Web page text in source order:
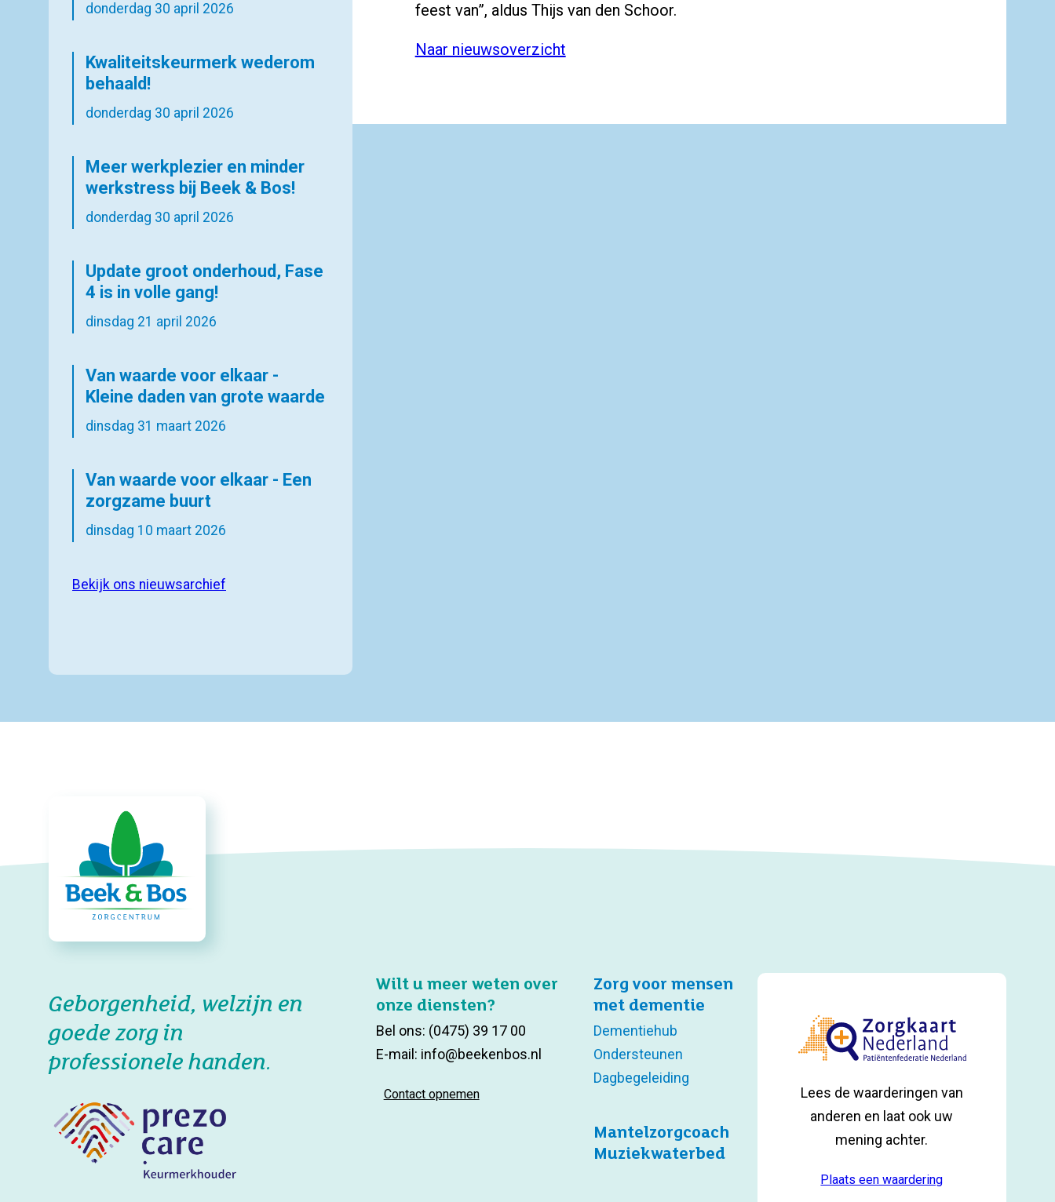
feest van”, aldus Thijs van den Schoor.
Naar nieuwsoverzicht
donderdag 30 april 2026
Kwaliteitskeurmerk wederom
behaald!
donderdag 30 april 2026
Meer werkplezier en minder
werkstress bij Beek & Bos!
donderdag 30 april 2026
Update groot onderhoud, Fase
4 is in volle gang!
dinsdag 21 april 2026
Van waarde voor elkaar -
Kleine daden van grote waarde
dinsdag 31 maart 2026
Van waarde voor elkaar - Een
zorgzame buurt
dinsdag 10 maart 2026
Bekijk ons nieuwsarchief
Geborgenheid, welzijn en
goede zorg in
professionele handen.
Wilt u meer weten over
onze diensten?
Bel ons: (0475) 39 17 00
E-mail: info@beekenbos.nl
Contact opnemen
Zorg voor mensen
met dementie
Dementiehub
Ondersteunen
Dagbegeleiding
Mantelzorgcoach
Muziekwaterbed
Lees de waarderingen van
anderen en laat ook uw
mening achter.
Plaats een waardering